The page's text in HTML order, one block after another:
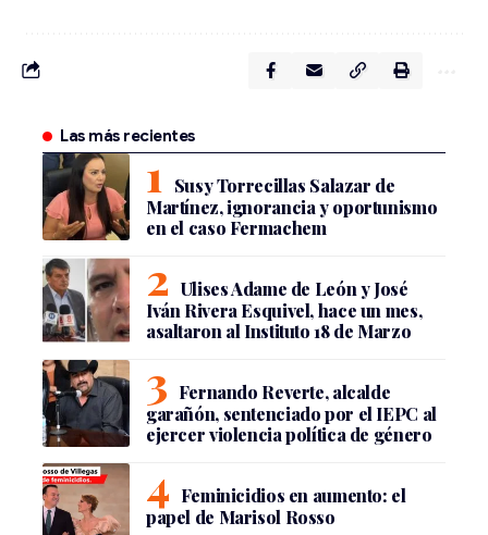
Las más recientes
Susy Torrecillas Salazar de
Martínez, ignorancia y oportunismo
en el caso Fermachem
Ulises Adame de León y José
Iván Rivera Esquivel, hace un mes,
asaltaron al Instituto 18 de Marzo
Fernando Reverte, alcalde
garañón, sentenciado por el IEPC al
ejercer violencia política de género
Feminicidios en aumento: el
papel de Marisol Rosso